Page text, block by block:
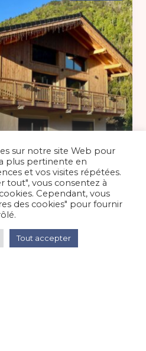
2/4 pers à
/Montagne
sur notre site Web pour
plus pertinente en
et vos visites répétées.
tout", vous consentez à
Cependant, vous
des cookies" pour fournir
Tout accepter